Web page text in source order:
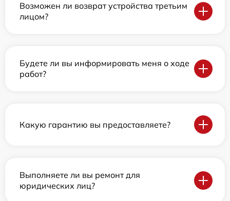
Возможен ли возврат устройства третьим
лицом?
Будете ли вы информировать меня о ходе
работ?
Какую гарантию вы предоставляете?
Выполняете ли вы ремонт для
юридических лиц?